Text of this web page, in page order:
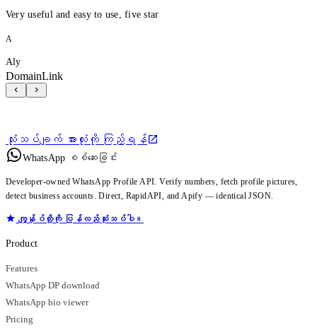
Very useful and easy to use, five star
A
Aly
DomainLink
သုံးသပ်ချက် အားလုံးကို ကြည့်ရန်
WhatsApp စစ်ဆေးခြင်း
Developer-owned WhatsApp Profile API. Verify numbers, fetch profile pictures,
detect business accounts. Direct, RapidAPI, and Apify — identical JSON.
ကျွန်ုပ်တို့ကို ပြန်လည်သုံးသပ်ပါ။
Product
Features
WhatsApp DP download
WhatsApp bio viewer
Pricing